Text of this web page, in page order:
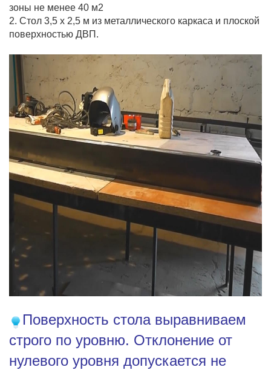
зоны не менее 40 м2
2. Стол 3,5 х 2,5 м из металлического каркаса и плоской
поверхностью ДВП.
Поверхность стола выравниваем
строго по уровню. Отклонение от
нулевого уровня допускается не